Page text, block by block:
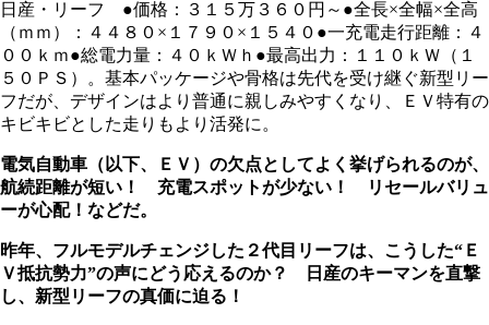
日産・リーフ ●価格：３１５万３６０円～●全長×全幅×全高
（ｍｍ）：４４８０×１７９０×１５４０●一充電走行距離：４
００ｋｍ●総電力量：４０ｋＷｈ●最高出力：１１０ｋＷ（１
５０ＰＳ）。基本パッケージや骨格は先代を受け継ぐ新型リー
フだが、デザインはより普通に親しみやすくなり、ＥＶ特有の
キビキビとした走りもより活発に。
電気自動車（以下、ＥＶ）の欠点としてよく挙げられるのが、
航続距離が短い！ 充電スポットが少ない！ リセールバリュ
ーが心配！などだ。
昨年、フルモデルチェンジした２代目リーフは、こうした“Ｅ
Ｖ抵抗勢力”の声にどう応えるのか？ 日産のキーマンを直撃
し、新型リーフの真価に迫る！